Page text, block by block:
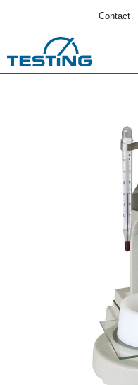
Contact